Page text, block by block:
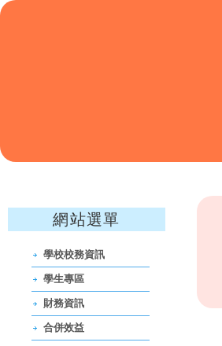
網站選單
學校校務資訊
學生專區
財務資訊
合併效益